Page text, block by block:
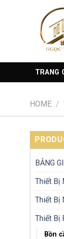
TRANG
HOME /
BẢNG
Thiết Bị
Thiết Bị
Thiết Bị
Bồn